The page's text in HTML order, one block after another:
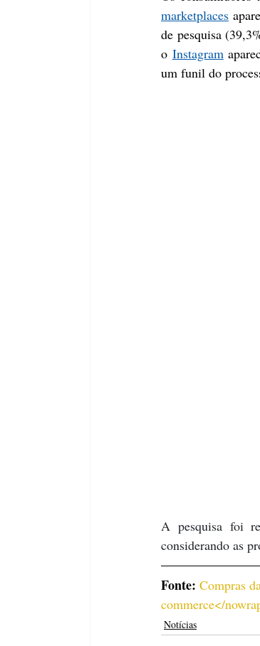
marketplaces
de pesquisa
o Instagram
um funil do
A pesquisa foi
considerando as
Fonte: Compras
commerce</
Notícias